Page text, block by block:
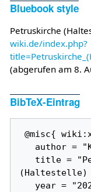
Bluebook style
Petruskirche
wiki.de/index.php?
(abgerufen am 8.
BibTeX-Eintrag
@misc{ wiki:xxx,